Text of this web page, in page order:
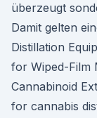
überzeugt
Damit gelten
Distillation
for Wiped-Film
Cannabinoid
for cannabis